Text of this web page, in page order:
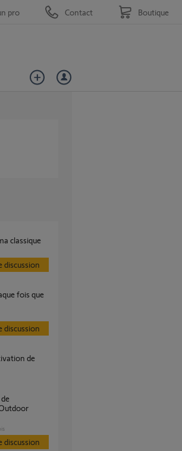
pro Contact Boutique
classique
discussion
discussion
discussion